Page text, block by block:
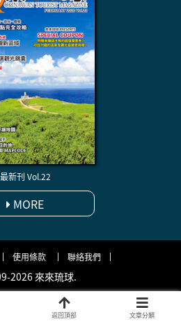
最新刊 Vol.22
MORE
使用條款 聯絡我們
2026 來來琉球.
返回頂部 文章分類